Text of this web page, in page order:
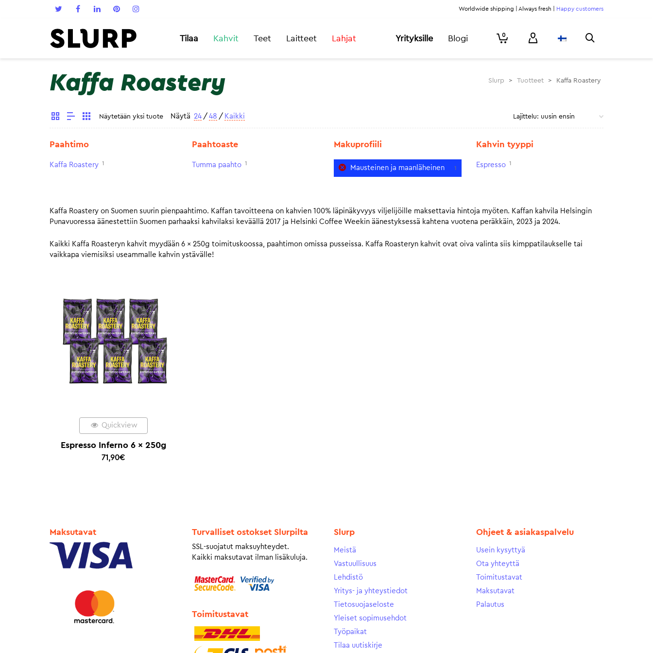
Worldwide shipping | Always fresh | Happy customers
Tilaa Kahvit Teet Laitteet Lahjat Yrityksille Blogi 0
Kaffa Roastery Slurp > Tuotteet > Kaffa Roastery
Näytetään yksi tuote Näytä 24 / 48 / Kaikki
Paahtimo
Kaffa Roastery 1
Paahtoaste
Tumma paahto 1
Makuprofiili
Mausteinen ja maanläheinen 1
Kahvin tyyppi
Espresso 1
Kaffa Roastery on Suomen suurin pienpaahtimo. Kaffan tavoitteena on kahvien 100% läpinäkyvyys viljelijöille maksettavia hintoja myöten. Kaffan kahvila Helsingin
Punavuoressa äänestettiin Suomen parhaaksi kahvilaksi keväällä 2017 ja Helsinki Coffee Weekin äänestyksessä kahtena vuotena peräkkäin, 2023 ja 2024.
Kaikki Kaffa Roasteryn kahvit myydään 6 x 250g toimituskoossa, paahtimon omissa pusseissa. Kaffa Roasteryn kahvit ovat oiva valinta siis kimppatilaukselle tai
vaikkapa viemisiksi useammalle kahvin ystävälle!
Quickview
Espresso Inferno 6 x 250g
71,90€
Maksutavat Turvalliset ostokset Slurpilta
SSL-suojatut maksuyhteydet.
Kaikki maksutavat ilman lisäkuluja.
Toimitustavat
Slurp
Meistä
Vastuullisuus
Lehdistö
Yritys- ja yhteystiedot
Tietosuojaseloste
Yleiset sopimusehdot
Työpaikat
Tilaa uutiskirje
Ohjeet & asiakaspalvelu
Usein kysyttyä
Ota yhteyttä
Toimitustavat
Maksutavat
Palautus